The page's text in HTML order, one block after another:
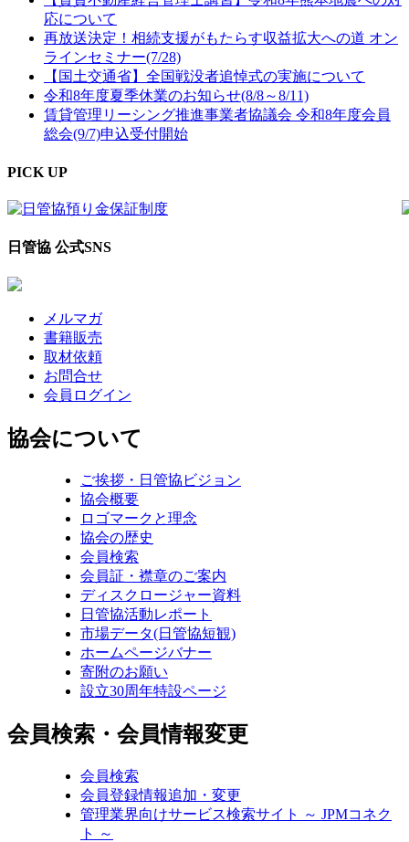
応について
再放送決定！相続支援がもたらす収益拡大への道 オン
ラインセミナー(7/28)
【国土交通省】全国戦没者追悼式の実施について
令和8年度夏季休業のお知らせ(8/8～8/11)
賃貸管理リーシング推進事業者協議会 令和8年度会員
総会(9/7)申込受付開始
PICK UP
日管協 公式SNS
メルマガ
書籍販売
取材依頼
お問合せ
会員ログイン
協会について
ご挨拶・日管協ビジョン
協会概要
ロゴマークと理念
協会の歴史
会員検索
会員証・襟章のご案内
ディスクロージャー資料
日管協活動レポート
市場データ(日管協短観)
ホームページバナー
寄附のお願い
設立30周年特設ページ
会員検索・会員情報変更
会員検索
会員登録情報追加・変更
管理業界向けサービス検索サイト ～ JPMコネク
ト ～